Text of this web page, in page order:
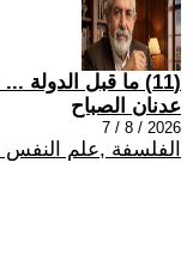
(11) ما قبل الدولة ... ما بعد الدولة
عدنان الصباح
2026 / 8 / 7
الفلسفة ,علم النفس